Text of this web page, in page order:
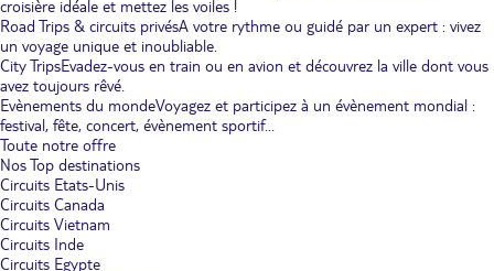
croisière idéale et mettez les voiles !
Road Trips & circuits privésA votre rythme ou guidé par un expert : vivez
un voyage unique et inoubliable.
City TripsEvadez-vous en train ou en avion et découvrez la ville dont vous
avez toujours rêvé.
Evènements du mondeVoyagez et participez à un évènement mondial :
festival, fête, concert, évènement sportif...
Toute notre offre
Nos Top destinations
Circuits Etats-Unis
Circuits Canada
Circuits Vietnam
Circuits Inde
Circuits Egypte